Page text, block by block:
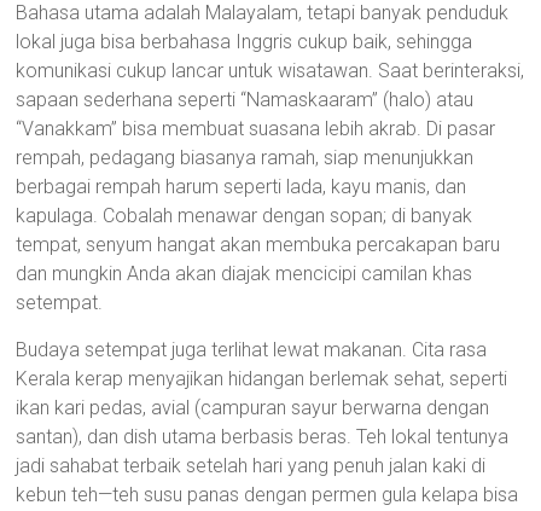
Bahasa utama adalah Malayalam, tetapi banyak penduduk
lokal juga bisa berbahasa Inggris cukup baik, sehingga
komunikasi cukup lancar untuk wisatawan. Saat berinteraksi,
sapaan sederhana seperti “Namaskaaram” (halo) atau
“Vanakkam” bisa membuat suasana lebih akrab. Di pasar
rempah, pedagang biasanya ramah, siap menunjukkan
berbagai rempah harum seperti lada, kayu manis, dan
kapulaga. Cobalah menawar dengan sopan; di banyak
tempat, senyum hangat akan membuka percakapan baru
dan mungkin Anda akan diajak mencicipi camilan khas
setempat.
Budaya setempat juga terlihat lewat makanan. Cita rasa
Kerala kerap menyajikan hidangan berlemak sehat, seperti
ikan kari pedas, avial (campuran sayur berwarna dengan
santan), dan dish utama berbasis beras. Teh lokal tentunya
jadi sahabat terbaik setelah hari yang penuh jalan kaki di
kebun teh—teh susu panas dengan permen gula kelapa bisa